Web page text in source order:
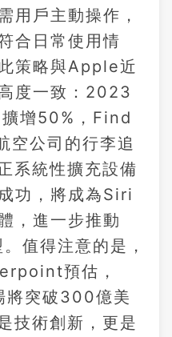
戶主動操作，
合日常使用情
策略與Apple近
度一致：2023
增50%，Find
空公司的行李追
系統性擴充設備
功，將成為Siri
，進一步推動
值得注意的是，
預估，
將突破300億美
技術創新，更是